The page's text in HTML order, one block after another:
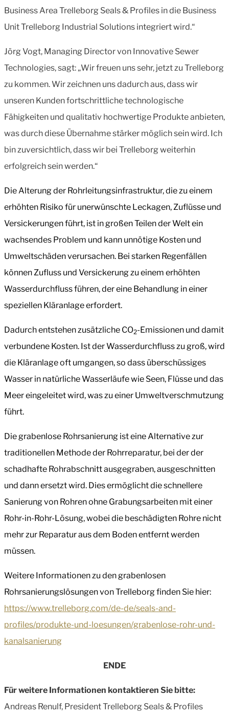
Business Area Trelleborg Seals & Profiles in die Business
Unit Trelleborg Industrial Solutions integriert wird.“
Jörg Vogt, Managing Director von Innovative Sewer
Technologies, sagt: „Wir freuen uns sehr, jetzt zu Trelleborg
zu kommen. Wir zeichnen uns dadurch aus, dass wir
unseren Kunden fortschrittliche technologische
Fähigkeiten und qualitativ hochwertige Produkte anbieten,
was durch diese Übernahme stärker möglich sein wird. Ich
bin zuversichtlich, dass wir bei Trelleborg weiterhin
erfolgreich sein werden.“
Die Alterung der Rohrleitungsinfrastruktur, die zu einem
erhöhten Risiko für unerwünschte Leckagen, Zuflüsse und
Versickerungen führt, ist in großen Teilen der Welt ein
wachsendes Problem und kann unnötige Kosten und
Umweltschäden verursachen. Bei starken Regenfällen
können Zufluss und Versickerung zu einem erhöhten
Wasserdurchfluss führen, der eine Behandlung in einer
speziellen Kläranlage erfordert.
Dadurch entstehen zusätzliche CO2-Emissionen und damit
verbundene Kosten. Ist der Wasserdurchfluss zu groß, wird
die Kläranlage oft umgangen, so dass überschüssiges
Wasser in natürliche Wasserläufe wie Seen, Flüsse und das
Meer eingeleitet wird, was zu einer Umweltverschmutzung
führt.
Die grabenlose Rohrsanierung ist eine Alternative zur
traditionellen Methode der Rohrreparatur, bei der der
schadhafte Rohrabschnitt ausgegraben, ausgeschnitten
und dann ersetzt wird. Dies ermöglicht die schnellere
Sanierung von Rohren ohne Grabungsarbeiten mit einer
Rohr-in-Rohr-Lösung, wobei die beschädigten Rohre nicht
mehr zur Reparatur aus dem Boden entfernt werden
müssen.
Weitere Informationen zu den grabenlosen
Rohrsanierungslösungen von Trelleborg finden Sie hier:
https://www.trelleborg.com/de-de/seals-and-
profiles/produkte-und-loesungen/grabenlose-rohr-und-
kanalsanierung
ENDE
Für weitere Informationen kontaktieren Sie bitte:
Andreas Renulf, President Trelleborg Seals & Profiles